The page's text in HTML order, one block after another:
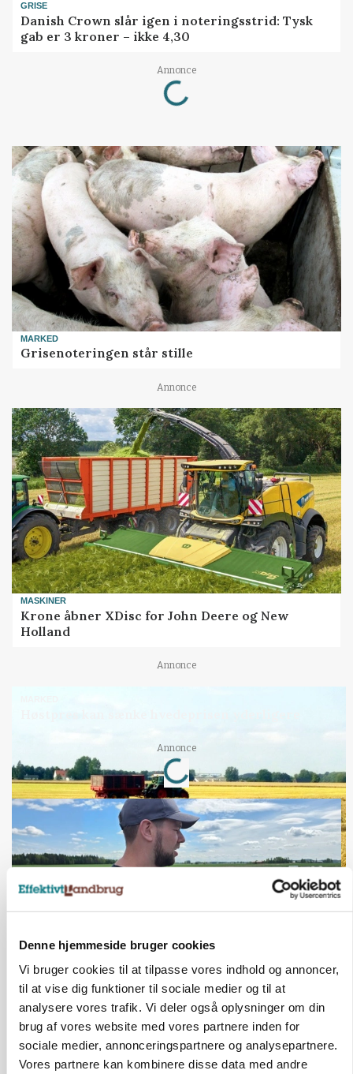
Denne hjemmeside bruger cookies
Vi bruger cookies til at tilpasse vores indhold og annoncer,
til at vise dig funktioner til sociale medier og til at
analysere vores trafik. Vi deler også oplysninger om din
brug af vores website med vores partnere inden for
sociale medier, annonceringspartnere og analysepartnere.
Vores partnere kan kombinere disse data med andre
GRISE
Danish Crown slår igen i noteringsstrid: Tysk
gab er 3 kroner – ikke 4,30
Annonce
Loading...
MARKED
Grisenoteringen står stille
Annonce
MASKINER
Krone åbner XDisc for John Deere og New
Holland
Annonce
Annonce
Loading...
POLITIK
Bønder holder vagt ved Rusland